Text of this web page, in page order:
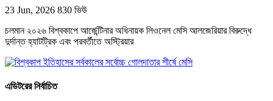
23 Jun, 2026 830 ভিউ
চলমান ২০২৬ বিশ্বকাপে আর্জেন্টিনার অধিনায়ক লিওনেল মেসি আলজেরিয়ার বিরুদ্ধে
দুর্দান্ত হ্যাটট্রিক এবং পরবর্তীতে অস্ট্রিয়ার
এডিটরের নির্বাচিত